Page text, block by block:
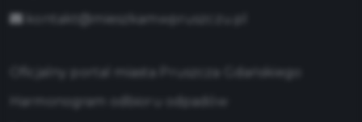
kontakt@mieszkamwpruszczu.pl
Oficjalny portal miasta Pruszcza Gdańskiego
Harmonogram odbioru odpadów